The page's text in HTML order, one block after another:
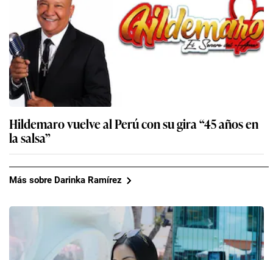
Hildemaro vuelve al Perú con su gira “45 años en
la salsa”
Más sobre Darinka Ramírez